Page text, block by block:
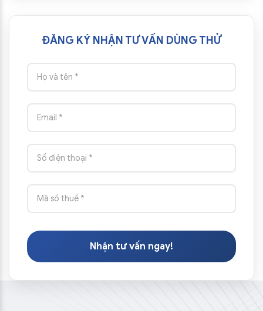
ĐĂNG KÝ NHẬN TƯ VẤN DÙNG THỬ
Nhận tư vấn ngay!